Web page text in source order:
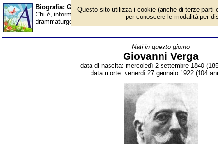
Biografia: Giovanni Verga - Almanacco
Chi è, informazioni, foto, qual è la data di nascita, dove è nato,
drammaturgo italiano. Breve biografia. Voce dell'Almanacco.
Nati in questo giorno
Giovanni Verga
data di nascita: mercoledì 2 settembre 1840
data morte: venerdì 27 gennaio 1922 (104
Questo sito utilizza i cookie (anche di terze parti
per conoscere le modalità per